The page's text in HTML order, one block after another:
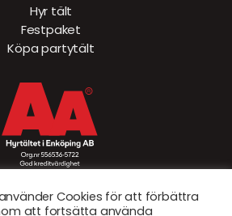
Cookies för att förbättra
att fortsätta använda
Hyr tält
Festpaket
Köpa partytält